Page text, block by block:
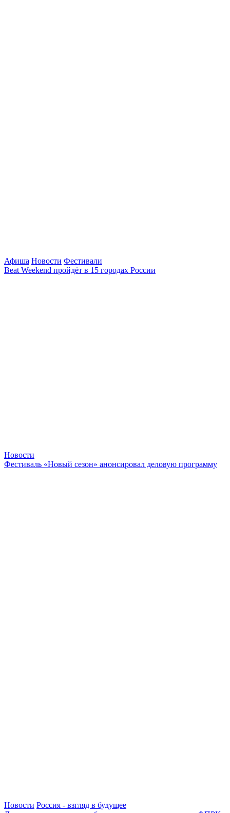
Афиша Новости Фестивали
Beat Weekend пройдёт в 15 городах России
Новости
Фестиваль «Новый сезон» анонсировал деловую программу
Новости Россия - взгляд в будущее